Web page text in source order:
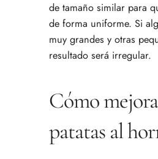
de tamaño similar para
de forma uniforme. Si
muy grandes y otras
resultado será irregular.
Cómo
patatas al